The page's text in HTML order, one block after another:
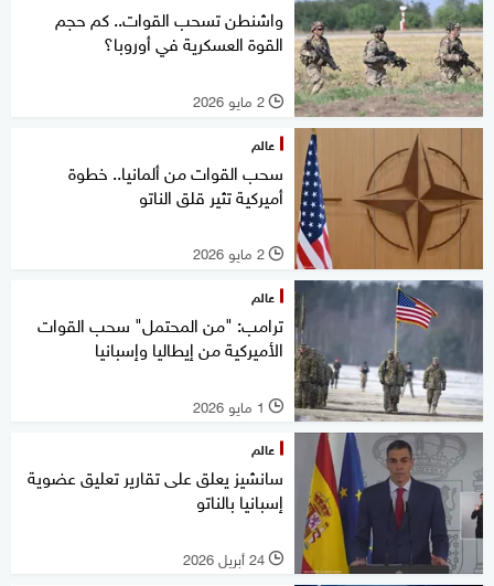
واشنطن تسحب القوات.. كم حجم
القوة العسكرية في أوروبا؟
l 2 مايو 2026
عالم
سحب القوات من ألمانيا.. خطوة
أميركية تثير قلق الناتو
l 2 مايو 2026
عالم
ترامب: "من المحتمل" سحب القوات
الأميركية من إيطاليا وإسبانيا
l 1 مايو 2026
عالم
سانشيز يعلق على تقارير تعليق عضوية
إسبانيا بالناتو
l 24 أبريل 2026